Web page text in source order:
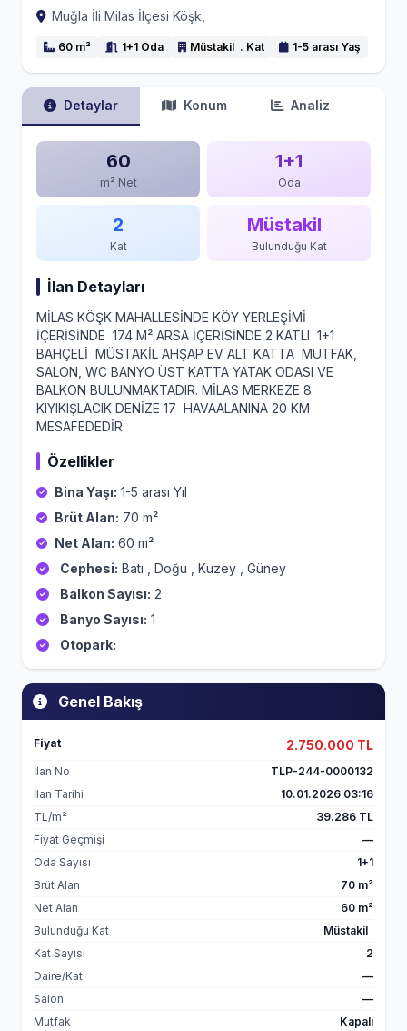
Genel Bakış
Fiyat 2.750.000 TL
İlan No
TLP-244-0000132
İlan Tarihi
10.01.2026 03:16
TL/m²
39.286 TL
Fiyat Geçmişi
—
Oda Sayısı
1+1
Brüt Alan
70 m²
Net Alan
60 m²
Bulunduğu Kat
Müstakil
Kat Sayısı
2
Daire/Kat
—
Salon
—
Mutfak
Kapalı
Muğla İli Milas İlçesi Köşk,
60 m² 1+1 Oda Müstakil . Kat 1-5 arası Yaş
Detaylar Konum Analiz
60
m² Net
1+1
Oda
2
Kat
Müstakil
Bulunduğu Kat
İlan Detayları
MİLAS KÖŞK MAHALLESİNDE KÖY YERLEŞİMİ
İÇERİSİNDE 174 M² ARSA İÇERİSİNDE 2 KATLI 1+1
BAHÇELİ MÜSTAKİL AHŞAP EV ALT KATTA MUTFAK,
SALON, WC BANYO ÜST KATTA YATAK ODASI VE
BALKON BULUNMAKTADIR. MİLAS MERKEZE 8
KIYIKIŞLACIK DENİZE 17 HAVAALANINA 20 KM
MESAFEDEDİR.
Özellikler
Bina Yaşı: 1-5 arası Yıl
Brüt Alan: 70 m²
Net Alan: 60 m²
Cephesi: Batı , Doğu , Kuzey , Güney
Balkon Sayısı: 2
Banyo Sayısı: 1
Otopark: